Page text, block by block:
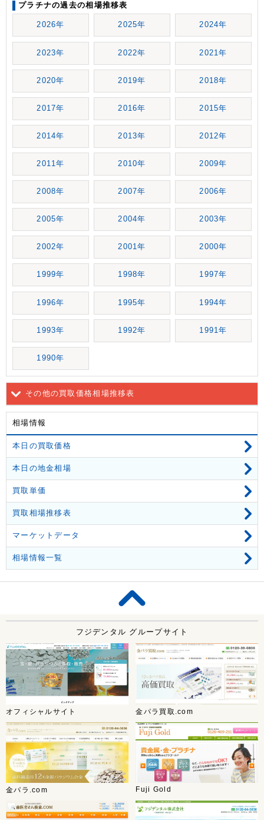
プラチナの過去の相場推移表
2026年 2025年 2024年
2023年 2022年 2021年
2020年 2019年 2018年
2017年 2016年 2015年
2014年 2013年 2012年
2011年 2010年 2009年
2008年 2007年 2006年
2005年 2004年 2003年
2002年 2001年 2000年
1999年 1998年 1997年
1996年 1995年 1994年
1993年 1992年 1991年
1990年
その他の買取価格相場推移表
相場情報
本日の買取価格
本日の地金相場
買取単価
買取相場推移表
マーケットデータ
相場情報一覧
フジデンタル グループサイト
オフィシャルサイト 金パラ買取.com
金パラ.com Fuji Gold